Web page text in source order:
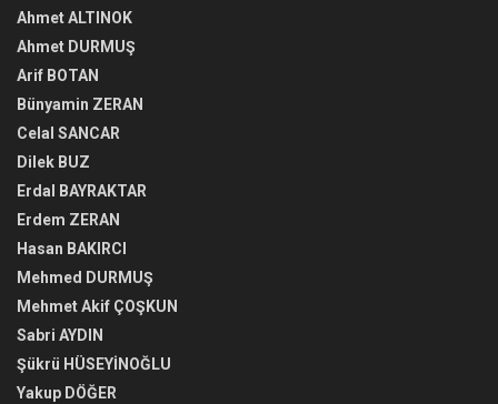
Ahmet ALTINOK
Ahmet DURMUŞ
Arif BOTAN
Bünyamin ZERAN
Celal SANCAR
Dilek BUZ
Erdal BAYRAKTAR
Erdem ZERAN
Hasan BAKIRCI
Mehmed DURMUŞ
Mehmet Akif ÇOŞKUN
Sabri AYDIN
Şükrü HÜSEYİNOĞLU
Yakup DÖĞER